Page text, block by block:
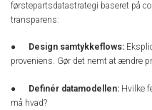
førstepartsdatastrategi baseret på
transparens:
● Design samtykkeflows:
proveniens. Gør det nemt at ændre
● Definér datamodellen: Hvilke
må hvad?